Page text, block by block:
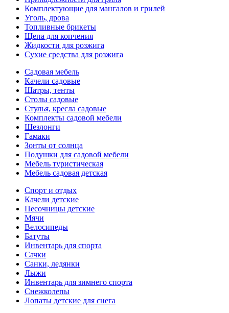
Комплектующие для мангалов и грилей
Уголь, дрова
Топливные брикеты
Щепа для копчения
Жидкости для розжига
Сухие средства для розжига
Садовая мебель
Качели садовые
Шатры, тенты
Столы садовые
Стулья, кресла садовые
Комплекты садовой мебели
Шезлонги
Гамаки
Зонты от солнца
Подушки для садовой мебели
Мебель туристическая
Мебель садовая детская
Спорт и отдых
Качели детские
Песочницы детские
Мячи
Велосипеды
Батуты
Инвентарь для спорта
Сачки
Санки, ледянки
Лыжи
Инвентарь для зимнего спорта
Снежколепы
Лопаты детские для снега